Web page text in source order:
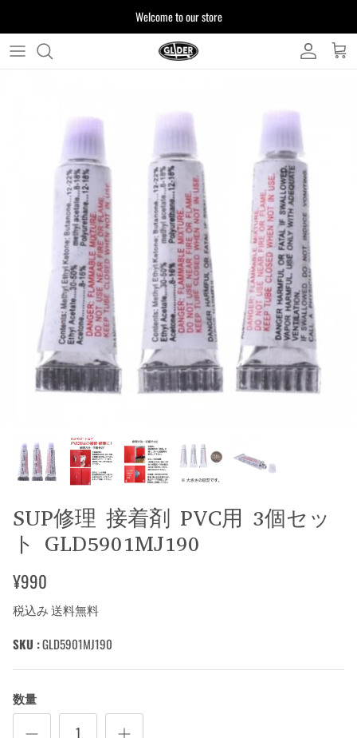
ッ
Welcome to our store
お客様からいただいたご質問をまとめており
注文について 製品について
SUP修理 接着剤 PVC用 3個セッ
ト GLD5901MJ190
¥990
税込み 送料無料
SKU :GLD5901MJ190
数量